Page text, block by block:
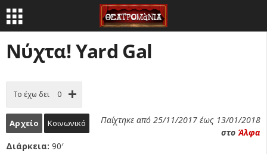
Νύχτα! Yard Gal
Το έχω δει 0
Αρχείο Κοινωνικό
Παίχτηκε από 25/11/2017 έως 13/01/2018
στο Άλφα
Διάρκεια: 90′